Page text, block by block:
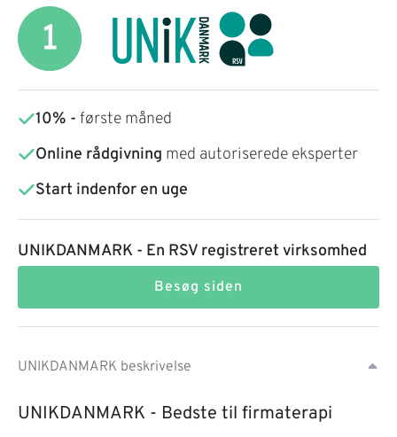
10% - første måned
Online rådgivning med autoriserede eksperter
Start indenfor en uge
UNIKDANMARK - En RSV registreret virksomhed
Besøg siden
UNIKDANMARK beskrivelse
UNIKDANMARK - Bedste til firmaterapi